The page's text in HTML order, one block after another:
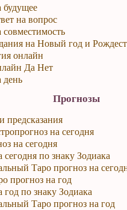
будущее
на вопрос
совместимость
на Новый год и
онлайн
Да Нет
день
Прогнозы
предсказания
на сегодня
на сегодня
по знаку Зодиака
Таро прогноз на
прогноз на год
год по знаку Зодиака
Таро прогноз на год